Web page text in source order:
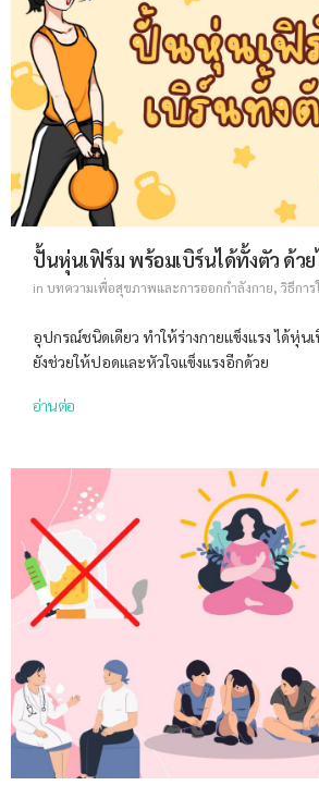
ปั้นหุ่นเฟิร์ม พร้อมเบิร์นได้ทั้งตัว ด้วย
in บทความเพื่อสุขภาพและการออกกำลังกาย, วิธีกา
อุปกรณ์ชนิดเดียว ทำให้ร่างกายแข็งแรง ได้หุ่น
ยังช่วยให้ปอดและหัวใจแข็งแรงอีกด้วย
อ่านต่อ